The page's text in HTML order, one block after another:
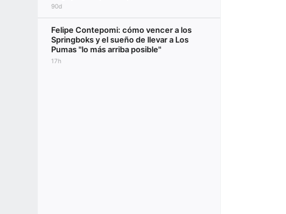
90d
Felipe Contepomi: cómo vencer a los
Springboks y el sueño de llevar a Los
Pumas "lo más arriba posible"
17h